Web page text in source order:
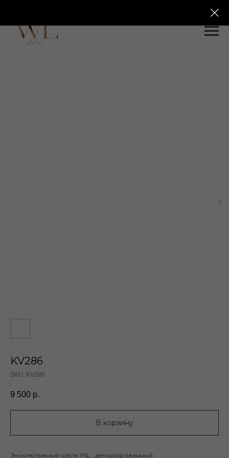
KV286
SKU: KV286
9 500 р.
В корзину
Эксклюзивный шёлк YSL , декорированный